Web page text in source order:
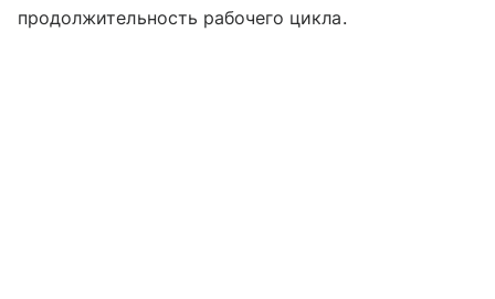
продолжительность рабочего цикла.